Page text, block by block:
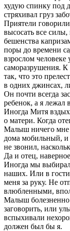
худую спинку под
стряхивал груз
Приятели
высосать все
бешенства
поры до времени
взрослом
саморазрушения.
так, что это
в одних джинсах,
Он почти всегда
ребенок, а я лежал
Иногда Митя
о матери. Когда
Малыш ничего мне
дома мобильный, и
не звонил,
Да и отец,
Иногда мы
наших. Или в
меня за руку. Не
влюбленными,
Малыш болезненно
заговорить, или
вспыхивали
должен был бы я.